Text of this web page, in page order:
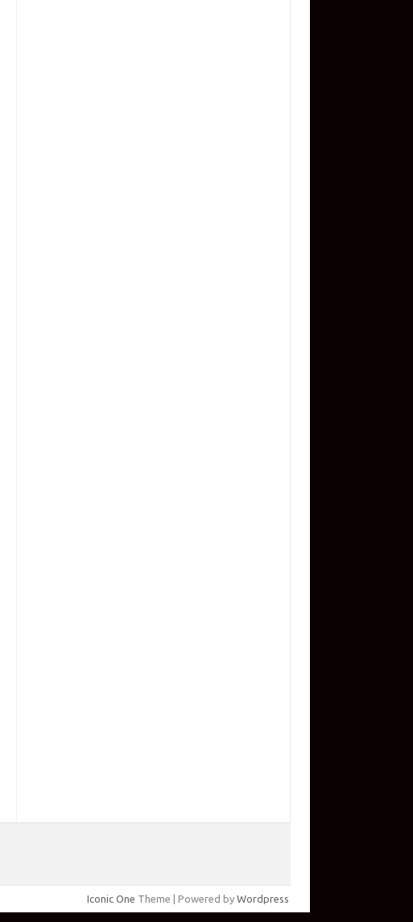
Iconic One Theme | Powered by Wordpress